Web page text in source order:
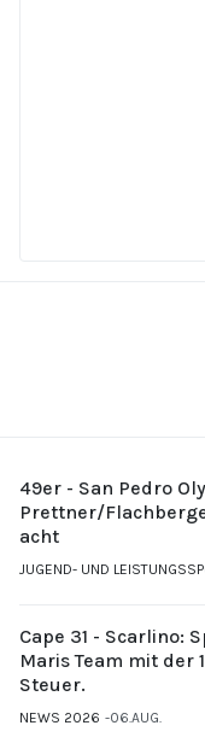
49er - San Pedro
Prettner/
acht
JUGEND- UND
Cape 31 - Scarlino:
Maris Team mit der
Steuer.
NEWS 2026 06.AUG.